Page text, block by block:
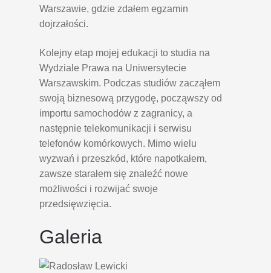
Warszawie, gdzie zdałem egzamin
dojrzałości.
Kolejny etap mojej edukacji to studia na
Wydziale Prawa na Uniwersytecie
Warszawskim. Podczas studiów zacząłem
swoją biznesową przygodę, począwszy od
importu samochodów z zagranicy, a
następnie telekomunikacji i serwisu
telefonów komórkowych. Mimo wielu
wyzwań i przeszkód, które napotkałem,
zawsze starałem się znaleźć nowe
możliwości i rozwijać swoje
przedsięwzięcia.
Galeria